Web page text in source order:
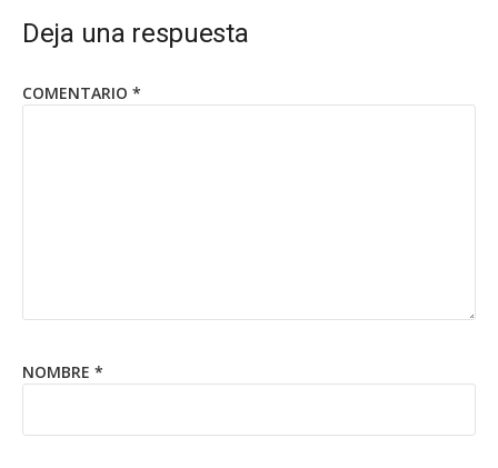
Deja una respuesta
COMENTARIO *
NOMBRE *